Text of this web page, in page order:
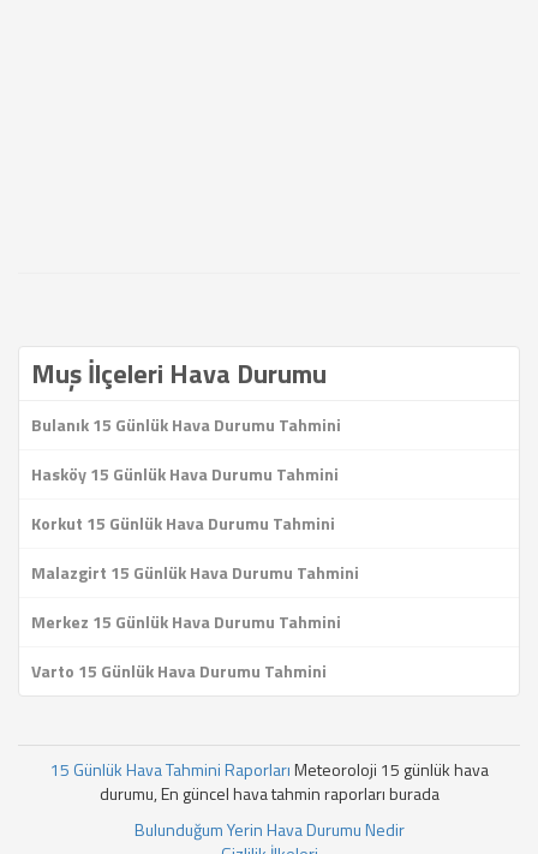
Muş İlçeleri Hava Durumu
Bulanık 15 Günlük Hava Durumu Tahmini
Hasköy 15 Günlük Hava Durumu Tahmini
Korkut 15 Günlük Hava Durumu Tahmini
Malazgirt 15 Günlük Hava Durumu Tahmini
Merkez 15 Günlük Hava Durumu Tahmini
Varto 15 Günlük Hava Durumu Tahmini
15 Günlük Hava Tahmini RaporlarıMeteoroloji 15 günlük hava
durumu, En güncel hava tahmin raporları burada
Bulunduğum Yerin Hava Durumu Nedir